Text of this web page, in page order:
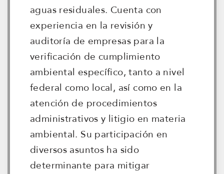
aguas residuales. Cuenta con
experiencia en la revisión y
auditoría de empresas para la
verificación de cumplimiento
ambiental específico, tanto a nivel
federal como local, así como en la
atención de procedimientos
administrativos y litigio en materia
ambiental. Su participación en
diversos asuntos ha sido
determinante para mitigar